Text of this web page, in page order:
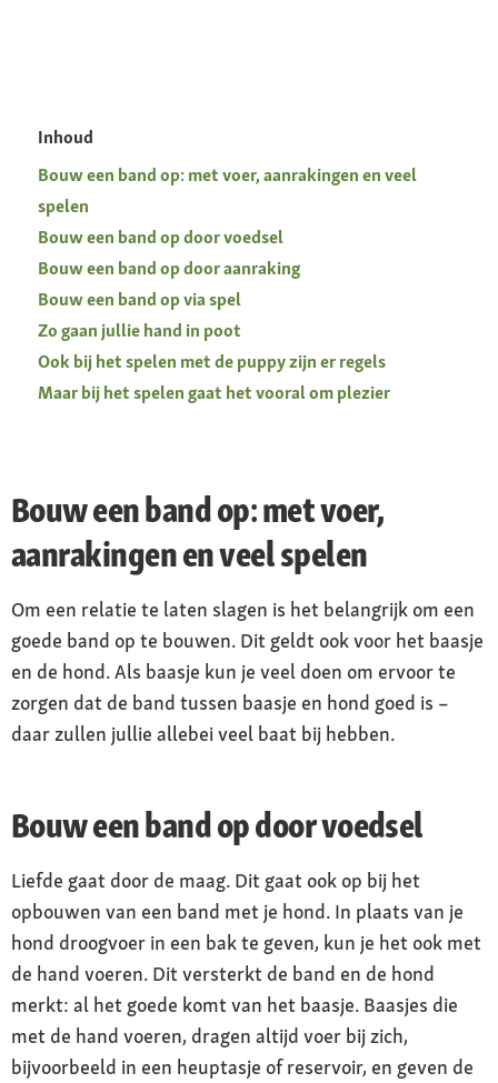
Inhoud
Bouw een band op: met voer, aanrakingen en veel
spelen
Bouw een band op door voedsel
Bouw een band op door aanraking
Bouw een band op via spel
Zo gaan jullie hand in poot
Ook bij het spelen met de puppy zijn er regels
Maar bij het spelen gaat het vooral om plezier
Bouw een band op: met voer,
aanrakingen en veel spelen
Om een relatie te laten slagen is het belangrijk om een
goede band op te bouwen. Dit geldt ook voor het baasje
en de hond. Als baasje kun je veel doen om ervoor te
zorgen dat de band tussen baasje en hond goed is –
daar zullen jullie allebei veel baat bij hebben.
Bouw een band op door voedsel
Liefde gaat door de maag. Dit gaat ook op bij het
opbouwen van een band met je hond. In plaats van je
hond droogvoer in een bak te geven, kun je het ook met
de hand voeren. Dit versterkt de band en de hond
merkt: al het goede komt van het baasje. Baasjes die
met de hand voeren, dragen altijd voer bij zich,
bijvoorbeeld in een heuptasje of reservoir, en geven de